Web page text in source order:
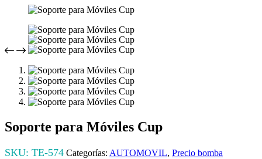
Soporte para Móviles Cup
SKU: TE-574 Categorías: AUTOMOVIL, Precio bomba